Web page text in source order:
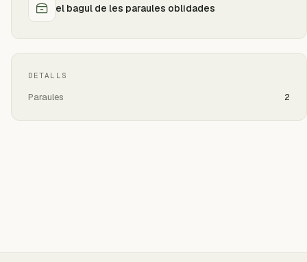
el bagul de les paraules oblidades
DETALLS
Paraules 2